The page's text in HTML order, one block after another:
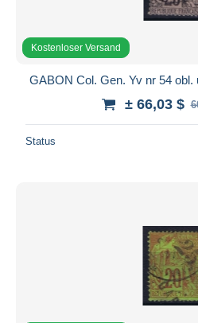
Kostenloser Versand
GABON Col. Gen. Yv nr 54
± 66,03 $
Status